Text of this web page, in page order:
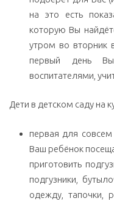
на это есть
которую Вы
утром во вторник
первый день
воспитателями,
Дети в детском саду на
первая для
Ваш ребёнок
приготовить
подгузники,
одежду, тапочки,